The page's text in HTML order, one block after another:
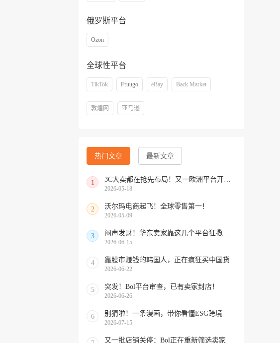
俄罗斯平台
Ozon
全球性平台
TikTok Fruugo eBay Back Market
敦煌网 亚马逊
热门文章 最新文章
1 3C大卖都在抢先布局！又一欧洲平台开放中国招商
2026-05-18
2 沃尔玛电商起飞！全球零售第一！
2026-05-09
3 闷声发财！华东卖家靠这几个平台狂揽北美订单，华南机会来了！
2026-06-15
4 靠股市赚钱的韩国人，正在疯狂买中国货
2026-06-22
5 突发！Bol平台审查，已有卖家封店！
2026-06-26
6 别猜啦！一条漫画，带你看懂ESG跨境
2026-07-15
又一批店铺关停：Bol正在重新筛选卖家